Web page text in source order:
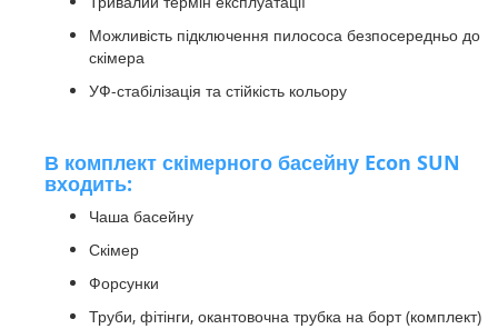
Можливість підключення пилососа безпосередньо до
скімера
УФ-стабілізація та стійкість кольору
В комплект скімерного басейну Econ SUN
входить:
Чаша басейну
Скімер
Форсунки
Труби, фітінги, окантовочна трубка на борт (комплект)